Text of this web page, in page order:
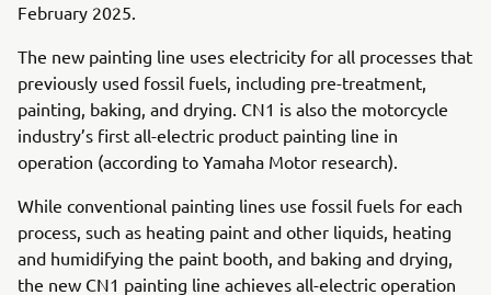
February 2025.
The new painting line uses electricity for all processes that
previously used fossil fuels, including pre-treatment,
painting, baking, and drying. CN1 is also the motorcycle
industry’s first all-electric product painting line in
operation (according to Yamaha Motor research).
While conventional painting lines use fossil fuels for each
process, such as heating paint and other liquids, heating
and humidifying the paint booth, and baking and drying,
the new CN1 painting line achieves all-electric operation